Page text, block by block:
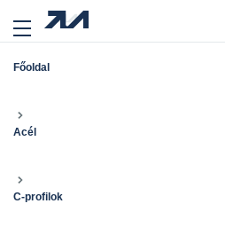
Főoldal
Acél
C-profilok